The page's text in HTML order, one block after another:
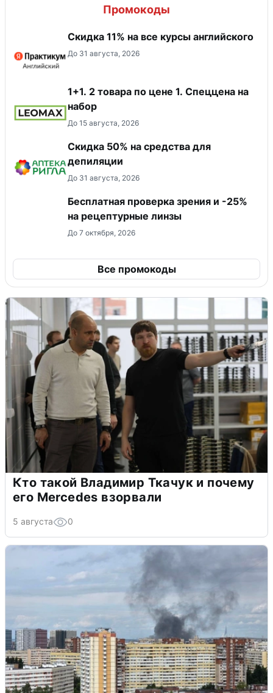
Промокоды
Скидка 11% на все курсы английского
До 31 августа, 2026
1+1. 2 товара по цене 1. Спеццена на
набор
До 15 августа, 2026
Скидка 50% на средства для
депиляции
До 31 августа, 2026
Бесплатная проверка зрения и -25%
на рецептурные линзы
До 7 октября, 2026
Все промокоды
Кто такой Владимир Ткачук и почему
его Mercedes взорвали
5 августа 0